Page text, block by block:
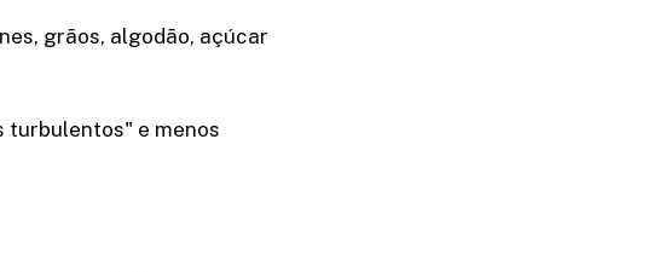
grãos, algodão, açúcar
turbulentos" e menos